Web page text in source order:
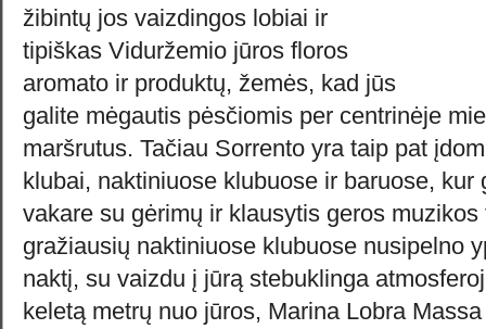
žibintų jos vaizdingos lobiai ir
tipiškas Viduržemio jūros floros
aromato ir produktų, žemės, kad jūs
galite mėgautis pėsčiomis per centrinėje
maršrutus. Tačiau Sorrento yra taip pat
klubai, naktiniuose klubuose ir baruose, kur
vakare su gėrimų ir klausytis geros muzikos
gražiausių naktiniuose klubuose nusipelno
naktį, su vaizdu į jūrą stebuklinga
keletą metrų nuo jūros, Marina Lobra